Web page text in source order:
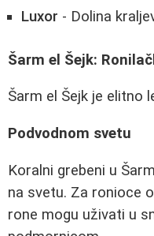
Luxor - Dolina
Šarm el Šejk:
Šarm el Šejk je elitno
Podvodnom svetu
Koralni grebeni u
na svetu. Za ronioce
rone mogu uživati u